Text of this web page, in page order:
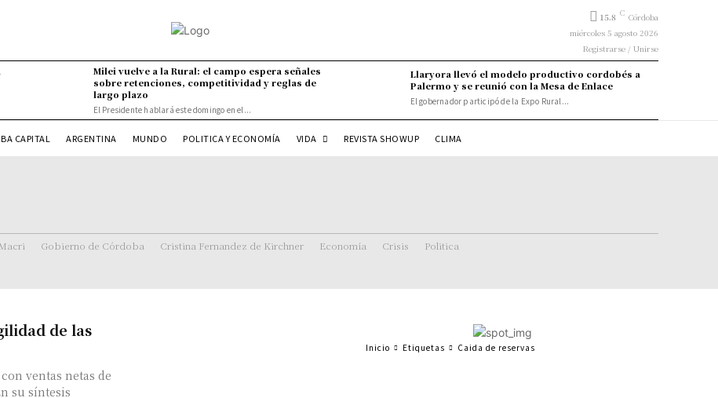
15.8 C Córdoba
miércoles 5 agosto 2026
Registrarse / Unirse
Milei vuelve a la Rural: el campo espera señales
sobre retenciones, competitividad y reglas de
largo plazo
El Presidente hablará este domingo en el...
Llaryora llevó el modelo productivo cordobés a
Palermo y se reunió con la Mesa de Enlace
El gobernador participó de la Expo Rural...
CAPITAL ARGENTINA MUNDO POLITICA Y ECONOMÍA VIDA REVISTA SHOWUP CLIMA
Gobierno de Córdoba Cristina Fernandez de Kirchner Economía Crisis Politica
de las
ventas netas de
Inicio Etiquetas Caida de reservas